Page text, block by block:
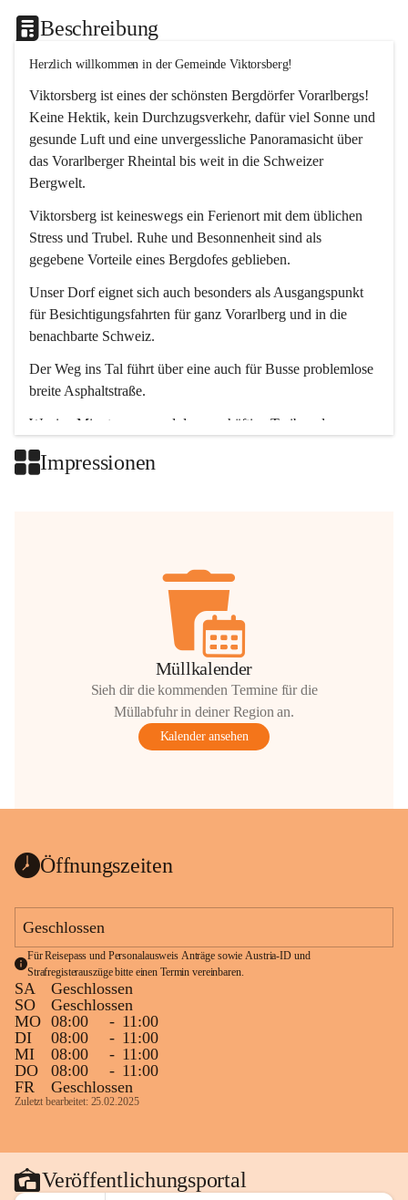
Beschreibung
Herzlich willkommen in der Gemeinde Viktorsberg!
Viktorsberg ist eines der schönsten Bergdörfer Vorarlbergs!
Keine Hektik, kein Durchzugsverkehr, dafür viel Sonne und
gesunde Luft und eine unvergessliche Panoramasicht über
das Vorarlberger Rheintal bis weit in die Schweizer
Bergwelt.
Viktorsberg ist keineswegs ein Ferienort mit dem üblichen
Stress und Trubel. Ruhe und Besonnenheit sind als
gegebene Vorteile eines Bergdofes geblieben.
Unser Dorf eignet sich auch besonders als Ausgangspunkt
für Besichtigungsfahrten für ganz Vorarlberg und in die
benachbarte Schweiz.
Der Weg ins Tal führt über eine auch für Busse problemlose
breite Asphaltstraße.
Wenige Minuten nur, und das geschäftige Treiben der
Impressionen
Müllkalender
Sieh dir die kommenden Termine für die
Müllabfuhr in deiner Region an.
Kalender ansehen
Öffnungszeiten
Geschlossen
Für Reisepass und Personalausweis Anträge sowie Austria-ID und
Strafregisterauszüge bitte einen Termin vereinbaren.
SA
Geschlossen
SO
Geschlossen
MO 08:00 - 11:00
DI
08:00 - 11:00
MI
08:00 - 11:00
DO
08:00 - 11:00
FR
Geschlossen
Zuletzt bearbeitet: 25.02.2025
Veröffentlichungsportal